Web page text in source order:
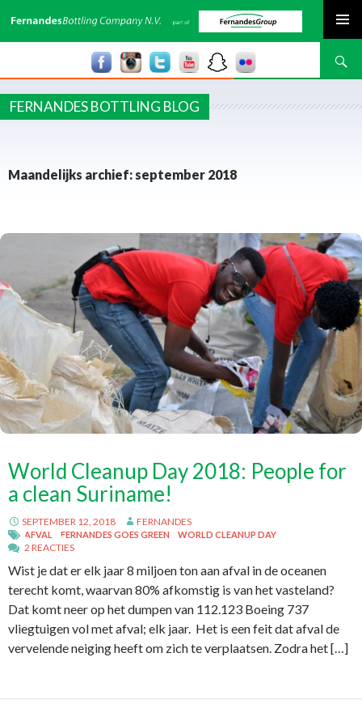
Zoeken
FERNANDES BOTTLING BLOG
Maandelijks archief: september 2018
World Cleanup Day 2018: People for
a clean Suriname!
SEPTEMBER 12, 2018 FERNANDES
AFVAL FERNANDES GOES GREEN WORLD CLEANUP DAY
2 REACTIES
Wist je dat er elk jaar 8 miljoen ton aan afval in de oceanen
terecht komt, waarvan 80% afkomstig is van het vasteland?
Dat komt neer op het dumpen van 112.123 Boeing 737
vliegtuigen vol met afval; elk jaar. Het is een feit dat afval de
vervelende neiging heeft om zich te verplaatsen. Zodra het […]